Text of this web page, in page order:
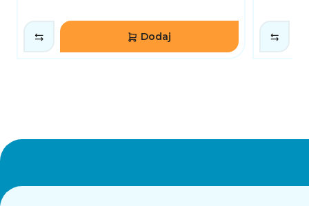
Dodaj